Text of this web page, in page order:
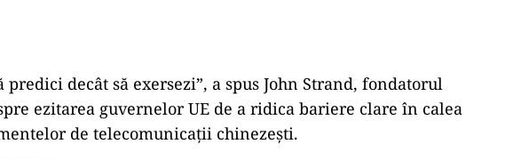
predici decât să exersezi”, a spus John Strand, fondatorul
ezitarea guvernelor UE de a ridica bariere clare în calea
de telecomunicații chinezești.